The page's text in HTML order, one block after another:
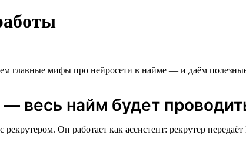
главные мифы про нейросети в найме — и даём
найм будет
Он работает как ассистент: рекрутер